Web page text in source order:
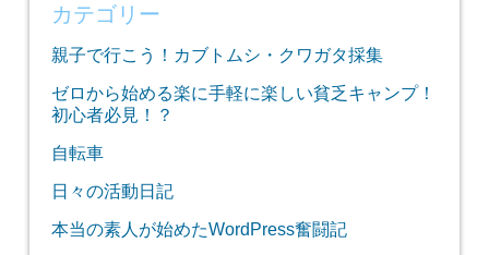
カテゴリー
親子で行こう！カブトムシ・クワガタ採集
ゼロから始める楽に手軽に楽しい貧乏キャンプ！
初心者必見！？
自転車
日々の活動日記
本当の素人が始めたWordPress奮闘記